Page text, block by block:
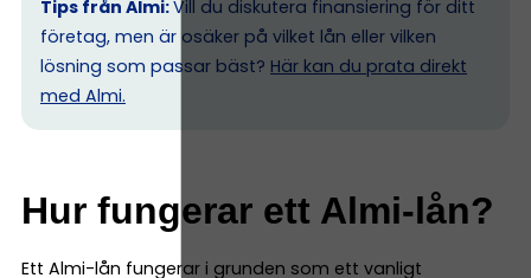
Tips från Almi:Vill du diskutera finansiering för ditt
företag, men är osäker på vilket lån eller vilken
lösning som passar bäst? Här kan du prata direkt
med Almi.
Hur fungerar ett Almi-lån?
Ett Almi-lån fungerar i grunden som ett vanligt